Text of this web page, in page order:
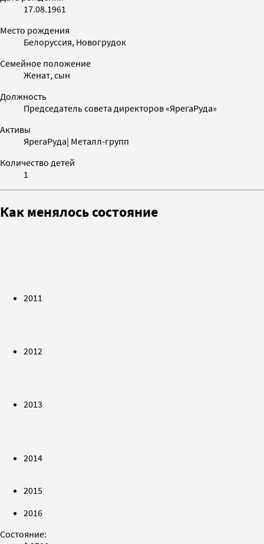
17.08.1961
Место рождения
Белоруссия, Новогрудок
Семейное положение
Женат, сын
Должность
Председатель совета директоров «ЯрегаРуда»
Активы
ЯрегаРуда| Металл-групп
Количество детей
1
Как менялось состояние
2011
2012
2013
2014
2015
2016
Состояние: